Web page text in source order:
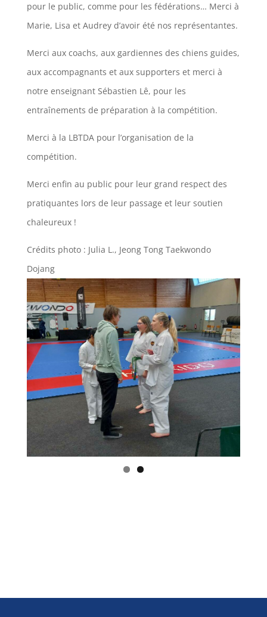
pour le public, comme pour les fédérations… Merci à
Marie, Lisa et Audrey d’avoir été nos représentantes.
Merci aux coachs, aux gardiennes des chiens guides,
aux accompagnants et aux supporters et merci à
notre enseignant Sébastien Lê, pour les
entraînements de préparation à la compétition.
Merci à la LBTDA pour l’organisation de la
compétition.
Merci enfin au public pour leur grand respect des
pratiquantes lors de leur passage et leur soutien
chaleureux !
Crédits photo : Julia L., Jeong Tong Taekwondo
Dojang